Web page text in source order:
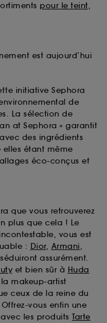
pour le teint,
est aujourd’hui
initiative Sephora
de
La sélection de
at Sephora » garantit
avec des ingrédients
elles étant même
éco-conçus et
que vous retrouverez
plus que cela ! Le
vous est
: Dior, Armani,
assurément.
et bien sûr à Huda
makeup-artist
ceux de la reine du
Offrez-vous enfin une
les produits Tarte